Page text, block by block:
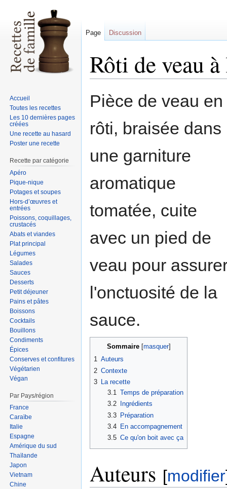
Rôti de veau
Sauter
à
navigation
Sauter
à
recherche
Pièce de veau en
rôti, braisée dans
une garniture
aromatique
tomatée, cuite
avec un pied de
veau pour
l'onctuosité de la
sauce.
Sommaire
1 Auteurs
2 Contexte
3 La recette
3.1 Temps de préparation
3.2
Ingrédients
3.3
Préparation
3.4
En accompagnement
3.5 Ce qu'on boit avec ça
Auteurs [modifier
Page Discussion
Accueil
Toutes les recettes
Les 10 dernières pages
créées
Une recette au hasard
Poster une recette
Recette par catégorie
Apéro
Pique-nique
Potages et soupes
Hors-d’œuvres et
entrées
Poissons, coquillages,
crustacés
Abats et viandes
Plat principal
Légumes
Salades
Sauces
Desserts
Petit déjeuner
Pains et pâtes
Boissons
Cocktails
Bouillons
Condiments
Épices
Conserves et confitures
Végétarien
Végan
Par Pays/région
France
Caraïbe
Italie
Espagne
Amérique du sud
Thaïlande
Japon
Vietnam
Chine